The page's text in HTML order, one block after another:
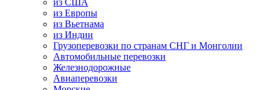
из США
из Европы
из Вьетнама
из Индии
Грузоперевозки по странам СНГ и Монголии
Автомобильные перевозки
Железнодорожные
Авиаперевозки